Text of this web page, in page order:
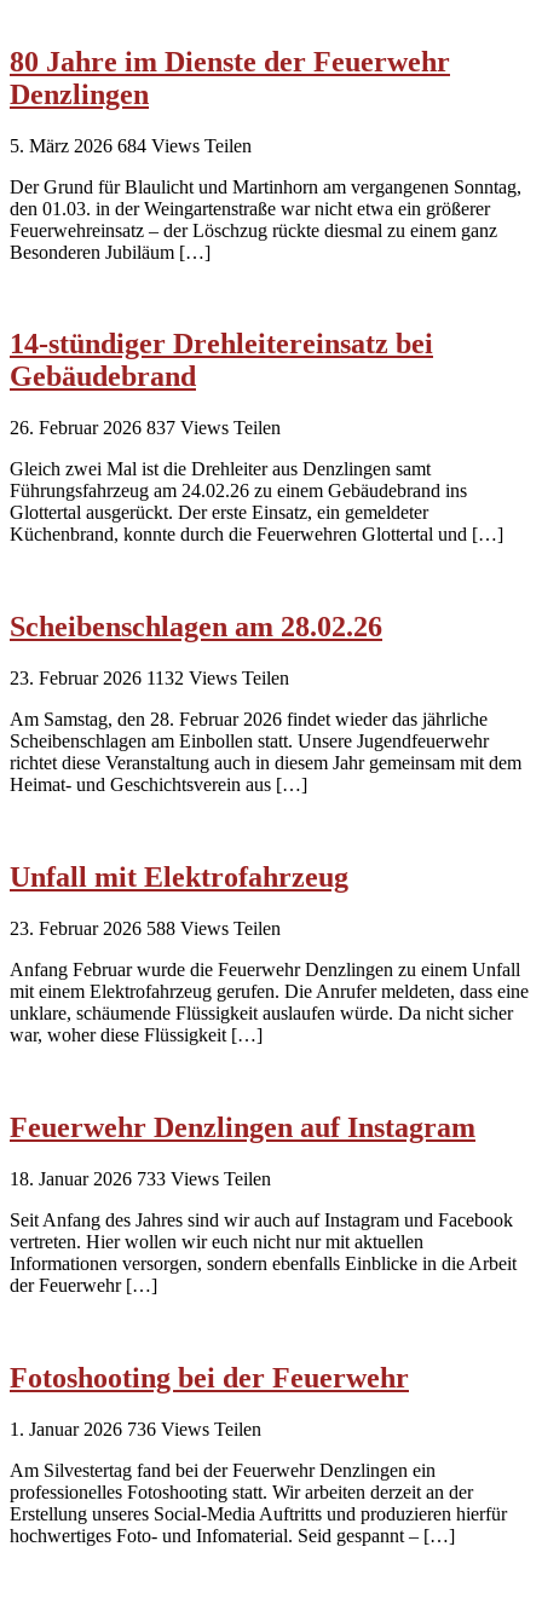
80 Jahre im Dienste der Feuerwehr
Denzlingen
5. März 2026 684 Views Teilen
Der Grund für Blaulicht und Martinhorn am vergangenen Sonntag,
den 01.03. in der Weingartenstraße war nicht etwa ein größerer
Feuerwehreinsatz – der Löschzug rückte diesmal zu einem ganz
Besonderen Jubiläum […]
14-stündiger Drehleitereinsatz bei
Gebäudebrand
26. Februar 2026 837 Views Teilen
Gleich zwei Mal ist die Drehleiter aus Denzlingen samt
Führungsfahrzeug am 24.02.26 zu einem Gebäudebrand ins
Glottertal ausgerückt. Der erste Einsatz, ein gemeldeter
Küchenbrand, konnte durch die Feuerwehren Glottertal und […]
Scheibenschlagen am 28.02.26
23. Februar 2026 1132 Views Teilen
Am Samstag, den 28. Februar 2026 findet wieder das jährliche
Scheibenschlagen am Einbollen statt. Unsere Jugendfeuerwehr
richtet diese Veranstaltung auch in diesem Jahr gemeinsam mit dem
Heimat- und Geschichtsverein aus […]
Unfall mit Elektrofahrzeug
23. Februar 2026 588 Views Teilen
Anfang Februar wurde die Feuerwehr Denzlingen zu einem Unfall
mit einem Elektrofahrzeug gerufen. Die Anrufer meldeten, dass eine
unklare, schäumende Flüssigkeit auslaufen würde. Da nicht sicher
war, woher diese Flüssigkeit […]
Feuerwehr Denzlingen auf Instagram
18. Januar 2026 733 Views Teilen
Seit Anfang des Jahres sind wir auch auf Instagram und Facebook
vertreten. Hier wollen wir euch nicht nur mit aktuellen
Informationen versorgen, sondern ebenfalls Einblicke in die Arbeit
der Feuerwehr […]
Fotoshooting bei der Feuerwehr
1. Januar 2026 736 Views Teilen
Am Silvestertag fand bei der Feuerwehr Denzlingen ein
professionelles Fotoshooting statt. Wir arbeiten derzeit an der
Erstellung unseres Social-Media Auftritts und produzieren hierfür
hochwertiges Foto- und Infomaterial. Seid gespannt – […]